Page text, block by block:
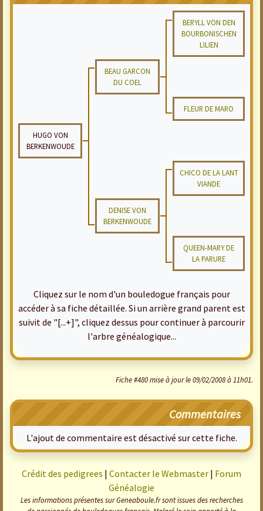
BERYLL VON DEN
BOURBONISCHEN
LILIEN
BEAU GARCON
DU COEL
FLEUR DE MARO
HUGO VON
BERKENWOUDE
CHICO DE LA LANT
VIANDE
DENISE VON
BERKENWOUDE
QUEEN-MARY DE
LA PARURE
Cliquez sur le nom d'un bouledogue français pour
accéder à sa fiche détaillée. Si un arrière grand parent est
suivit de "[...+]", cliquez dessus pour continuer à parcourir
l'arbre généalogique...
Fiche #480 mise à jour le 09/02/2008 à 11h01.
Commentaires
L'ajout de commentaire est désactivé sur cette fiche.
Crédit des pedigrees | Contacter le Webmaster | Forum
Généalogie
Les informations présentes sur Geneaboule.fr sont issues des recherches